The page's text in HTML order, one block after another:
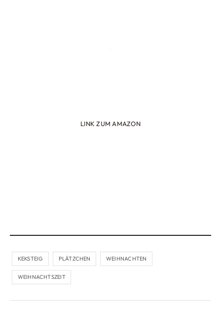
LINK ZUM AMAZON
KEKSTEIG PLÄTZCHEN WEIHNACHTEN
WEIHNACHTSZEIT